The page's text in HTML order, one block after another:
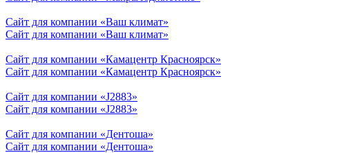
Сайт для компании «Ваш климат»
Сайт для компании «Ваш климат»
Сайт для компании «Камацентр Красноярск»
Сайт для компании «Камацентр Красноярск»
Сайт для компании «J2883»
Сайт для компании «J2883»
Сайт для компании «Дентоша»
Сайт для компании «Дентоша»